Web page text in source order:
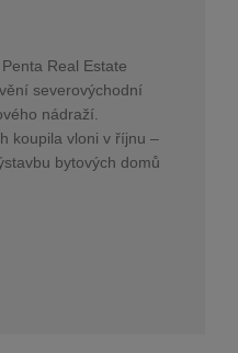
Real Estate
severovýchodní
nádraží.
koupila vloni v říjnu –
bytových domů